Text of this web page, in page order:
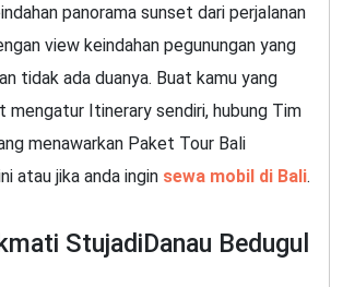
panorama sunset dari perjalanan
view keindahan pegunungan yang
tidak ada duanya. Buat kamu yang
mengatur Itinerary sendiri, hubung Tim
menawarkan Paket Tour Bali
atau jika anda ingin sewa mobil di Bali.
StujadiDanau Bedugul